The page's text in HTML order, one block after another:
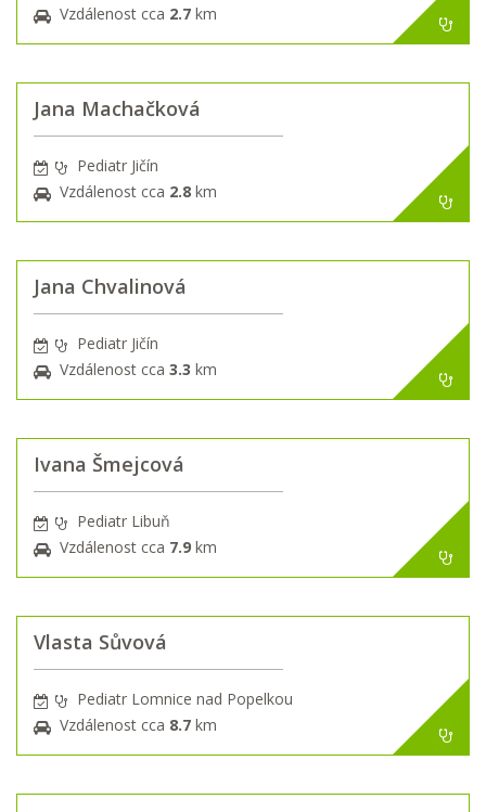
Vzdálenost cca 2.7 km
Jana Machačková
Pediatr Jičín
Vzdálenost cca 2.8 km
Jana Chvalinová
Pediatr Jičín
Vzdálenost cca 3.3 km
Ivana Šmejcová
Pediatr Libuň
Vzdálenost cca 7.9 km
Vlasta Sůvová
Pediatr Lomnice nad Popelkou
Vzdálenost cca 8.7 km